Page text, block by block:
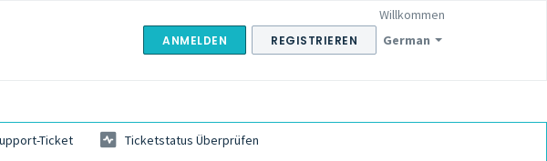
German
Willkommen
ANMELDEN REGISTRIEREN
Ticket
Ticketstatus Überprüfen